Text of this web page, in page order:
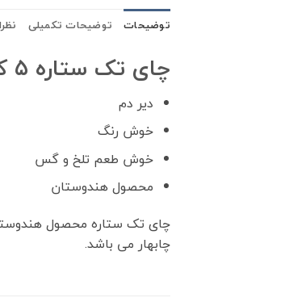
توضیحات توضیحات تکمیلی
چای تک ستاره ۵ کیلو گرمی
دیر دم
خوش رنگ
خوش طعم تلخ و گس
محصول هندوستان
چای تک ستاره محصول
چابهار می باشد.